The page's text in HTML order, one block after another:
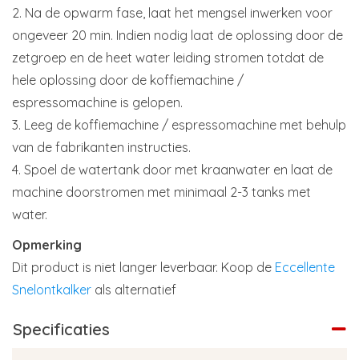
2. Na de opwarm fase, laat het mengsel inwerken voor
ongeveer 20 min. Indien nodig laat de oplossing door de
zetgroep en de heet water leiding stromen totdat de
hele oplossing door de koffiemachine /
espressomachine is gelopen.
3. Leeg de koffiemachine / espressomachine met behulp
van de fabrikanten instructies.
4. Spoel de watertank door met kraanwater en laat de
machine doorstromen met minimaal 2-3 tanks met
water.
Opmerking
Dit product is niet langer leverbaar. Koop de Eccellente
Snelontkalker als alternatief
Specificaties